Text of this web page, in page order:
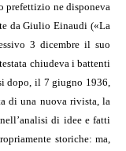
prefettizio ne disponeva
da Giulio Einaudi («La
3 dicembre il suo
chiudeva i battenti
dopo, il 7 giugno 1936,
di una nuova rivista, la
di idee e fatti
storiche: ma,